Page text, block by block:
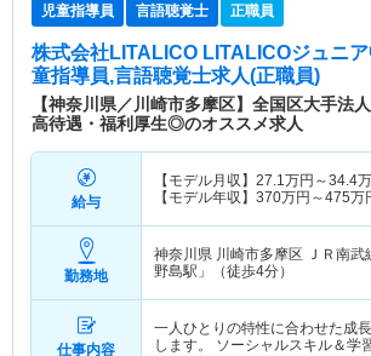
児童指導員 言語聴覚士 正職員
株式会社LITALICO LITALICOジュニ
童指導員,言語聴覚士求人(正職員)
【神奈川県／川崎市多摩区】全国区大手法
高待遇・福利厚生◎のオススメ求人
給与
【モデル月収】 27.1万円～34.4
【モデル年収】 370万円～475万
勤務地
神奈川県 川崎市多摩区 ＪＲ南
野島駅」（徒歩4分）
仕事内容
一人ひとりの特性に合わせた成
します。 ソーシャルスキル＆学